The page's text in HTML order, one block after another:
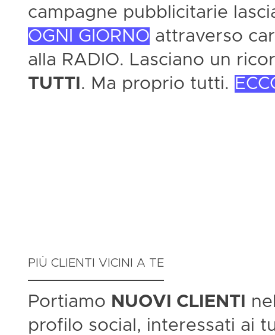
campagne pubblicitarie
OGNI GIORNO attraverso
alla RADIO. Lasciano un
TUTTI . Ma proprio tutti.
PIÙ CLIENTI VICINI A TE
Portiamo NUOVI CLIENTI
profilo social, interessati ai